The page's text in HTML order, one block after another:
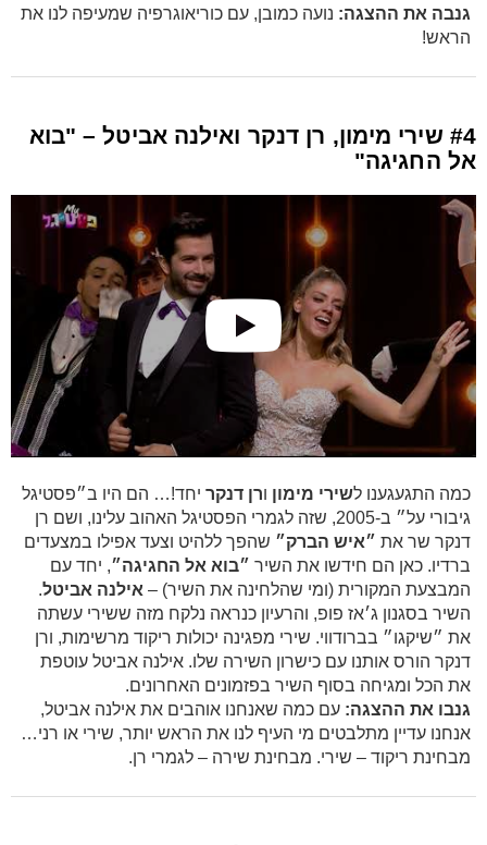
גנבה את ההצגה: נועה כמובן, עם כוריאוגרפיה שמעיפה לנו את
הראש!
#4 שירי מימון, רן דנקר ואילנה אביטל – "בוא
אל החגיגה"
כמה התגעגענו לשירי מימון ורן דנקר יחד!… הם היו ב״פסטיגל
גיבורי על״ ב-2005, שזה לגמרי הפסטיגל האהוב עלינו, ושם רן
דנקר שר את ״איש הברק״ שהפך ללהיט וצעד אפילו במצעדים
ברדיו. כאן הם חידשו את השיר ״בוא אל החגיגה״, יחד עם
המבצעת המקורית (ומי שהלחינה את השיר) – אילנה אביטל.
השיר בסגנון ג׳אז פופ, והרעיון כנראה נלקח מזה ששירי עשתה
את ״שיקגו״ בברודווי. שירי מפגינה יכולות ריקוד מרשימות, ורן
דנקר הורס אותנו עם כישרון השירה שלו. אילנה אביטל עוטפת
את הכל ומגיחה בסוף השיר בפזמונים האחרונים.
גנבו את ההצגה: עם כמה שאנחנו אוהבים את אילנה אביטל,
אנחנו עדיין מתלבטים מי העיף לנו את הראש יותר, שירי או רני…
מבחינת ריקוד – שירי. מבחינת שירה – לגמרי רן.